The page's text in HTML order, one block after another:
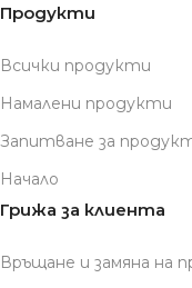
Продукти
Всички продукти
Намалени продукти
Запитване за
Начало
Грижа за клиента
Връщане и замяна на